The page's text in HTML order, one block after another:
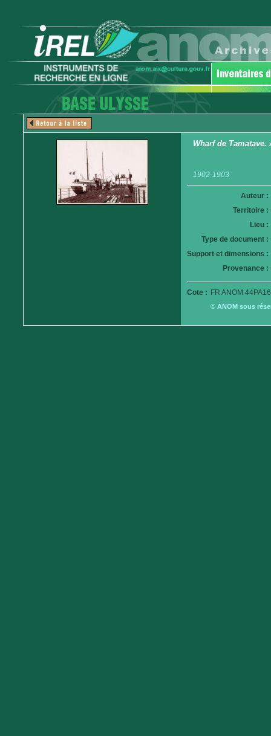
Wharf de
1902-1903
Auteur :
Territoire :
Lieu :
Type de document :
Support et dimensions :
Provenance :
Cote : FR ANOM
© ANOM sous